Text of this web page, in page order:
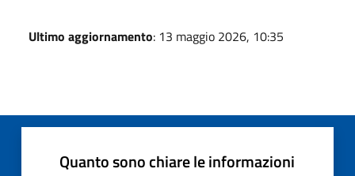
Ultimo aggiornamento: 13 maggio 2026, 10:35
Quanto sono chiare le informazioni